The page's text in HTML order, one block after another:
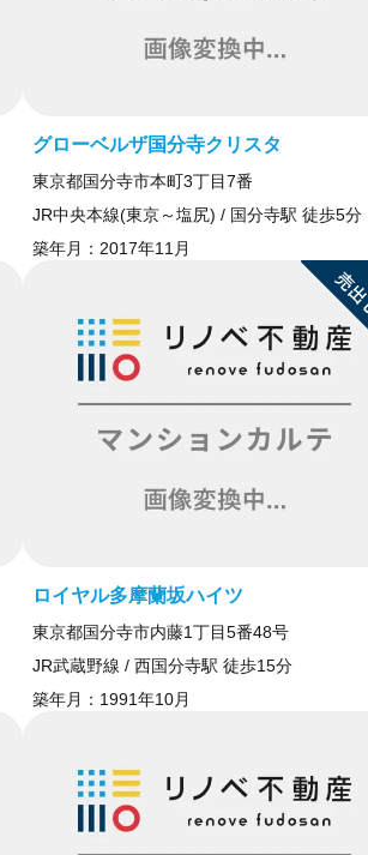
グローベルザ国分寺クリスタ
東京都国分寺市本町3丁目7番
JR中央本線(東京～塩尻) / 国分寺駅 徒歩5分
築年月： 2017年11月
ロイヤル多摩蘭坂ハイツ
東京都国分寺市内藤1丁目5番48号
JR武蔵野線 / 西国分寺駅 徒歩15分
築年月： 1991年10月